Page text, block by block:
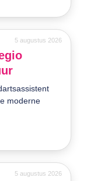
5 augustus 2026
moderne
5 augustus 2026